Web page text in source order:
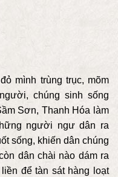
mình trùng trục, mõm
chúng sinh sống
Sơn, Thanh Hóa làm
người ngư dân ra
sống, khiến dân chúng
dân chài nào dám ra
để tàn sát hàng loạt